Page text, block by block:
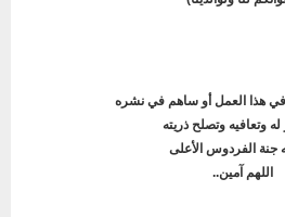
هذا العمل أو ساهم في نشره
وتعافيه وتصلح ذريته
جنة الفردوس الأعلى
اللهم آمين..